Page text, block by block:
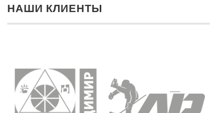
НАШИ КЛИЕНТЫ